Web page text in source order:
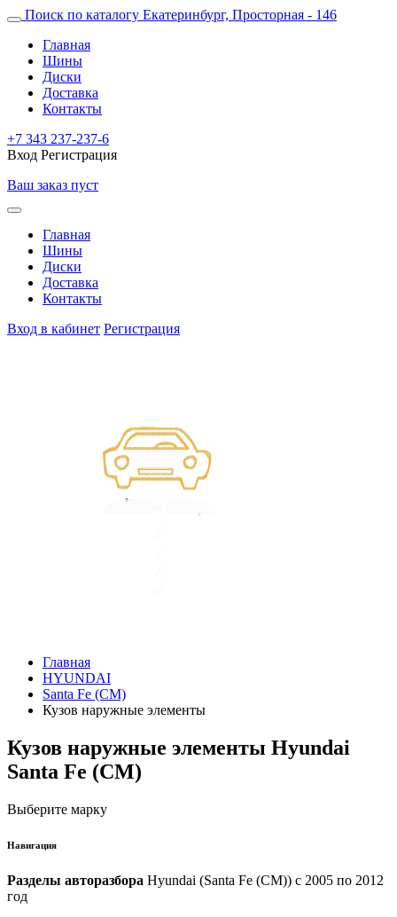
Поиск по каталогу Екатеринбург, Просторная - 146
Главная
Шины
Диски
Доставка
Контакты
+7 343 237-237-6
Вход Регистрация
Ваш заказ пуст
Главная
Шины
Диски
Доставка
Контакты
Вход в кабинет Регистрация
Главная
HYUNDAI
Santa Fe (CM)
Кузов наружные элементы
Кузов наружные элементы Hyundai
Santa Fe (CM)
Выберите марку
Навигация
Разделы авторазбора Hyundai (Santa Fe (CM)) с 2005 по 2012
год